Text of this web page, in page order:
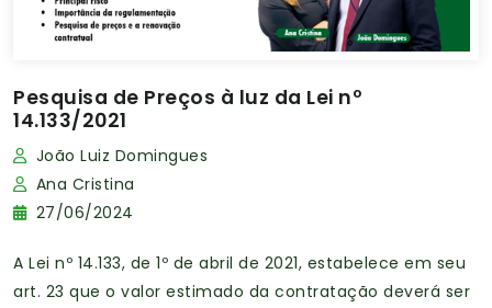
Pesquisa de Preços à luz da Lei nº
14.133/2021
João Luiz Domingues
Ana Cristina
27/06/2024
A Lei nº 14.133, de 1º de abril de 2021, estabelece em seu
art. 23 que o valor estimado da contratação deverá ser